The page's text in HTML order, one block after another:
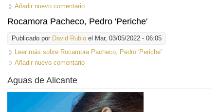
Añadir nuevo comentario
Rocamora Pacheco, Pedro 'Periche'
Publicado por David Rubio el Mar, 03/05/2022 - 06:05
Leer más sobre Rocamora Pacheco, Pedro 'Periche'
Añadir nuevo comentario
Aguas de Alicante